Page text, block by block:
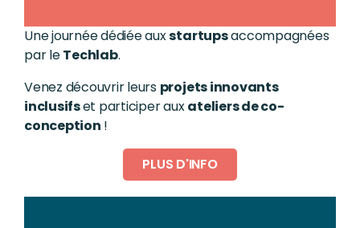
Une journée dédiée auxstartupsaccompagnées
par leTechlab.
Venez découvrir leurs projets innovants
inclusifset participer auxateliers de co-
conception !
PLUS D'INFO